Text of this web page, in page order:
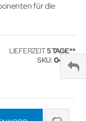
für die
LIEFERZEIT5 TAGE
SKU 041154